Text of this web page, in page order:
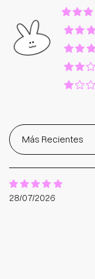
Sort by
28/07/2026